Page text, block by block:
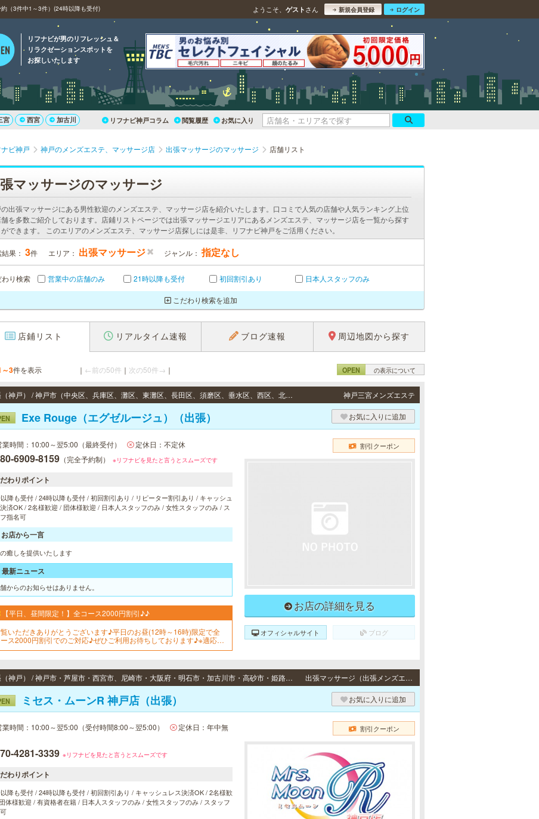
（3件中1～3件）(24時以降も受付) ようこそ、 ゲスト さん 新規会員登録 ログイン
リフナビが男のリフレッシュ＆
リラクゼーションスポットを
お探しいたします
宮 西宮 加古川 リフナビ神戸コラム 閲覧履歴 お気に入り
ナビ神戸 神戸のメンズエステ、マッサージ店 出張マッサージのマッサージ 店舗リスト
マッサージのマッサージ
出張マッサージにある男性歓迎のメンズエステ、マッサージ店を紹介いたします。口コミで人気の店舗や人気ランキング上位
を多数ご紹介しております。店鋪リストページでは出張マッサージエリアにあるメンズエステ、マッサージ店を一覧から探す
ができます。 このエリアのメンズエステ、マッサージ店探しには是非、リフナビ神戸をご活用ください。
果： 3件 エリア： 出張マッサージ ジャンル： 指定なし
わり検索 営業中の店舗のみ 21時以降も受付 初回割引あり 日本人スタッフのみ
こだわり検索を追加
店鋪リスト リアルタイム速報 ブログ速報 周辺地図から探す
～3件を表示 ｜ ←前の50件 ｜ 次の50件→ ｜ OPEN の表示について
出張（神戸） / 神戸市（中央区、兵庫区、灘区、東灘区、長田区、須磨区、垂水区、西区、北区）、芦屋市、西宮市、尼崎市、三田市、三木市の自宅、ビジネスホテル、シティホテルなど。 その他ご相談ください。 神戸三宮メンズエステ
Exe Rouge（エグゼルージュ）（出張） お気に入りに追加
業時間：10:00～翌5:00（最終受付） 定休日：不定休
6909-8159 （完全予約制） ※リフナビを見たと言うとスムーズです
わりポイント
降も受付 / 24時以降も受付 / 初回割引あり / リピーター割引あり / キャッシュ
済OK / 2名様歓迎 / 団体様歓迎 / 日本人スタッフのみ / 女性スタッフのみ / ス
指名可
お店から一言
癒しを提供いたします
最新ニュース
からのお知らせはありません。
【平日、昼間限定！】全コース2000円割引♪♪
覧いただきありがとうございます♪平日のお昼(12時～16時)限定で全
ース2000円割引でのご対応♪ぜひご利用お待ちしております♪※適応は
ーでのご予約のみとなっております。
割引クーポン
お店の詳細を見る
オフィシャルサイト ブログ
出張（神戸） / 神戸市・芦屋市・西宮市、尼崎市・大阪府・明石市・加古川市・高砂市・姫路市・三田市・三木市・伊丹市・その他のご自宅・ビジネスホテル 出張マッサージ（出張メンズエステ）
ミセス・ムーンR 神戸店（出張） お気に入りに追加
業時間：10:00～翌5:00（受付時間8:00～翌5:00）
定休日：年中無
4281-3339 ※リフナビを見たと言うとスムーズです
わりポイント
降も受付 / 24時以降も受付 / 初回割引あり / キャッシュレス決済OK / 2名様歓
体様歓迎 / 有資格者在籍 / 日本人スタッフのみ / 女性スタッフのみ / スタッフ
割引クーポン